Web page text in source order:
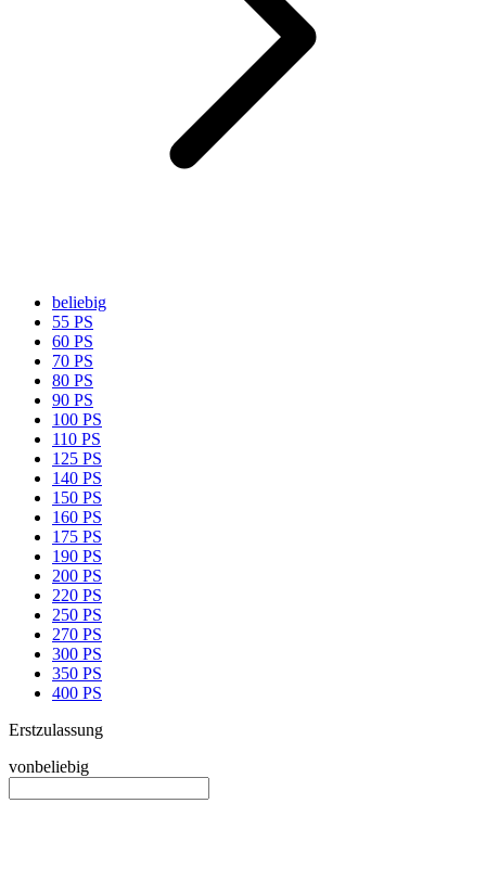
beliebig
55 PS
60 PS
70 PS
80 PS
90 PS
100 PS
110 PS
125 PS
140 PS
150 PS
160 PS
175 PS
190 PS
200 PS
220 PS
250 PS
270 PS
300 PS
350 PS
400 PS
Erstzulassung
vonbeliebig